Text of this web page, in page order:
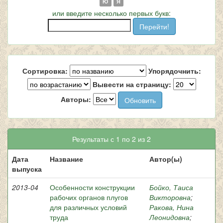
или введите несколько первых букв:
Сортировка:
Упорядочнить:
Вывести на страницу:
Авторы:
Результаты с 1 по 2 из 2
Дата
выпуска
Название Автор(ы)
2013-04
Особенности конструкции
рабочих органов плугов
для различных условий
труда
Бойко, Таиса
Викторовна;
Ракова, Нина
Леонидовна;